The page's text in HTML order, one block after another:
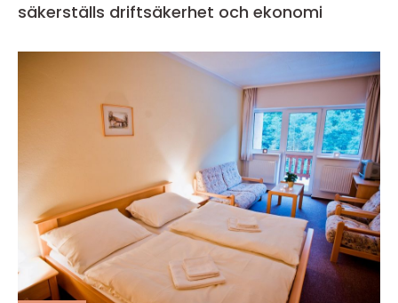
säkerställs driftsäkerhet och ekonomi